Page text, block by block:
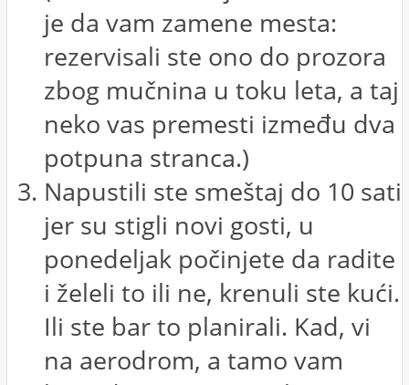
je da vam zamene mesta:
rezervisali ste ono do prozora
zbog mučnina u toku leta, a taj
neko vas premesti između dva
potpuna stranca.)
Napustili ste smeštaj do 10 sati
jer su stigli novi gosti, u
ponedeljak počinjete da radite
i želeli to ili ne, krenuli ste kući.
Ili ste bar to planirali. Kad, vi
na aerodrom, a tamo vam